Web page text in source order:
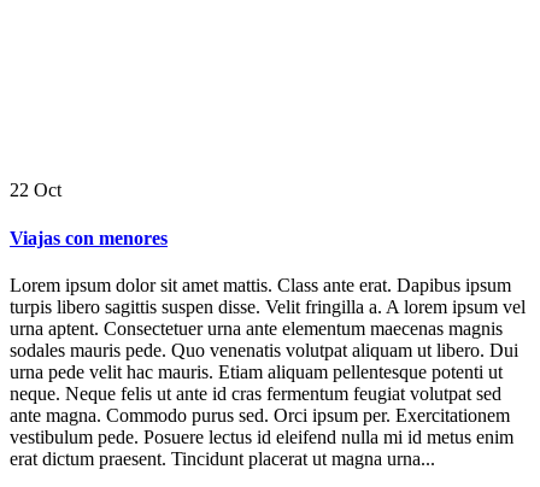
22 Oct
Viajas con menores
Lorem ipsum dolor sit amet mattis. Class ante erat. Dapibus ipsum
turpis libero sagittis suspen disse. Velit fringilla a. A lorem ipsum vel
urna aptent. Consectetuer urna ante elementum maecenas magnis
sodales mauris pede. Quo venenatis volutpat aliquam ut libero. Dui
urna pede velit hac mauris. Etiam aliquam pellentesque potenti ut
neque. Neque felis ut ante id cras fermentum feugiat volutpat sed
ante magna. Commodo purus sed. Orci ipsum per. Exercitationem
vestibulum pede. Posuere lectus id eleifend nulla mi id metus enim
erat dictum praesent. Tincidunt placerat ut magna urna...